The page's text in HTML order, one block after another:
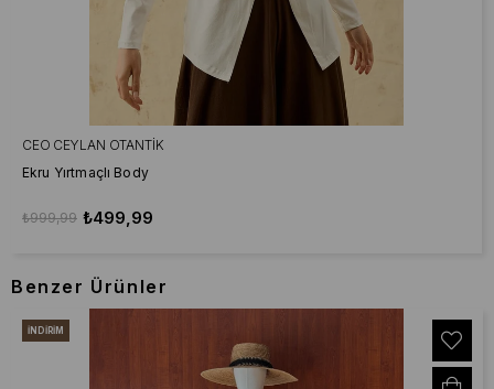
CEO CEYLAN OTANTIK
Ekru Yırtmaçlı Body
₺499,99
₺999,99
Benzer Ürünler
İNDIRIM